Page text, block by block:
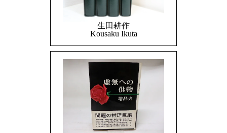
生田耕作
Kousaku Ikuta